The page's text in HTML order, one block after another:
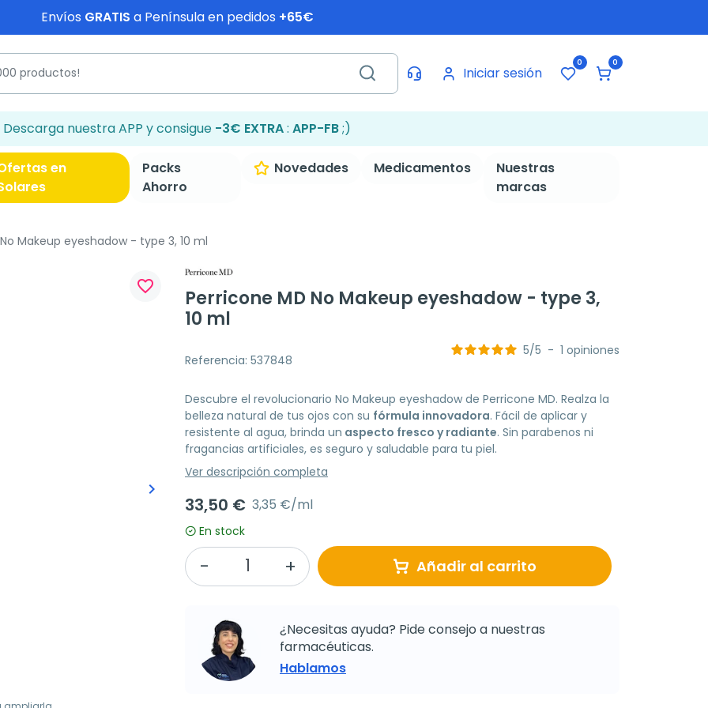
Envíos GRATIS a Península en pedidos +65€
Iniciar sesión
0 0
Descarga nuestra APP y consigue -3€ EXTRA: APP-FB;)
en
Packs
Ahorro
Novedades Medicamentos
Nuestras
marcas
Makeup eyeshadow - type 3, 10 ml
Siguiente
keyboard_arrow_right
favorite_border
Perricone MD No Makeup eyeshadow - type 3,
10 ml
Referencia: 537848
5/5 - 1 opiniones
Descubre el revolucionario No Makeup eyeshadow de Perricone MD. Realza la
belleza natural de tus ojos con su fórmula innovadora. Fácil de aplicar y
resistente al agua, brinda un aspecto fresco y radiante. Sin parabenos ni
fragancias artificiales, es seguro y saludable para tu piel.
Ver descripción completa
33,50 € 3,35 €/ml
En stock
Añadir al carrito
¿Necesitas ayuda? Pide consejo a nuestras
farmacéuticas.
Hablamos